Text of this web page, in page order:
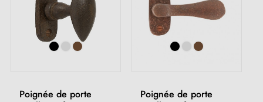
Poignée de porte
Poignée de porte